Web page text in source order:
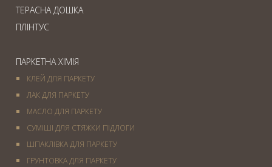
ТЕРАСНА ДОШКА
ПЛІНТУС
ПАРКЕТНА ХІМІЯ
КЛЕЙ ДЛЯ ПАРКЕТУ
ЛАК ДЛЯ ПАРКЕТУ
МАСЛО ДЛЯ ПАРКЕТУ
СУМІШІ ДЛЯ СТЯЖКИ ПІДЛОГИ
ШПАКЛІВКА ДЛЯ ПАРКЕТУ
ГРУНТОВКА ДЛЯ ПАРКЕТУ